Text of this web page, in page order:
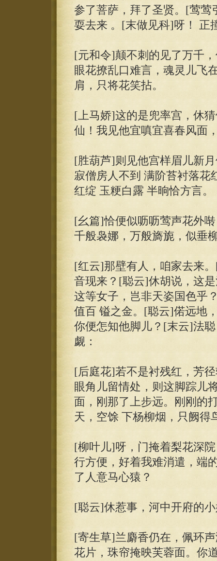
参了菩萨，拜了圣贤。[莺莺
耍去来 。[末做见科]呀！ 正
[元和令]颠不刺的见了万千
眼花撩乱口难言，魂灵儿飞
肩，只将花笑拈。
[上马娇]这的是兜率宫，休
仙！我见他宜嗔宜喜春风面
[胜葫芦]则见他宫样眉儿新
寂僧房人不到 满阶苔衬落
红绽 玉粳白露 半晌恰方言。
[幺篇]恰便似呖呖莺声花外
千般袅娜，万般旖旎，似垂
[红云]那壁有人，咱家去来
音现来？[聪云]休胡说，这
这等女子，岂非天姿国色乎
值百 镒之金。[聪云]偌远地
你便怎知他脚儿？[末云]法
觑：
[后庭花]若不是衬残红，芳
眼角儿留情处，则这脚踪儿
面，刚那了上步远。刚刚的
天，空馀 下杨柳烟，只阙得
[柳叶儿]呀，门掩着梨花深
行方便，好着我难消遣，端
了人意马心猿？
[聪云]休惹事，河中开府的
[寄生草]兰麝香仍在，佩环
花片，珠帘掩映芙蓉面。你